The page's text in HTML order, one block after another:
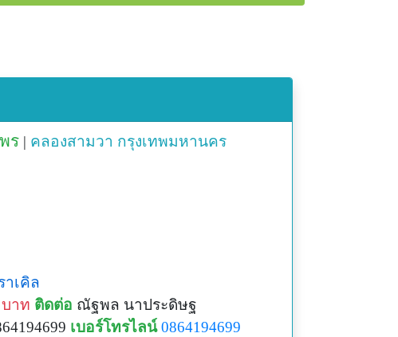
ร | คลองสามวา กรุงเทพมหานคร
าเคิล
บาท ติดต่อ ณัฐพล นาประดิษฐ
เบอร์โทรไลน์ 0864194699